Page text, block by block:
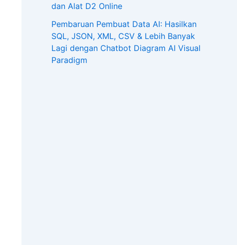
dan Alat D2 Online
Pembaruan Pembuat Data AI: Hasilkan
SQL, JSON, XML, CSV & Lebih Banyak
Lagi dengan Chatbot Diagram AI Visual
Paradigm